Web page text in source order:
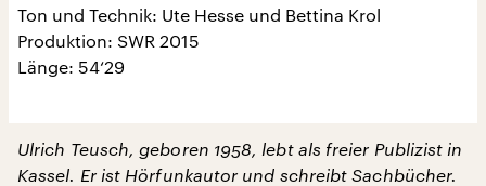
Ton und Technik: Ute Hesse und Bettina Krol
Produktion: SWR 2015
Länge: 54‘29
Ulrich Teusch, geboren 1958, lebt als freier Publizist in
Kassel. Er ist Hörfunkautor und schreibt Sachbücher.